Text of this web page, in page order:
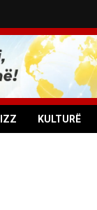
KULTURË